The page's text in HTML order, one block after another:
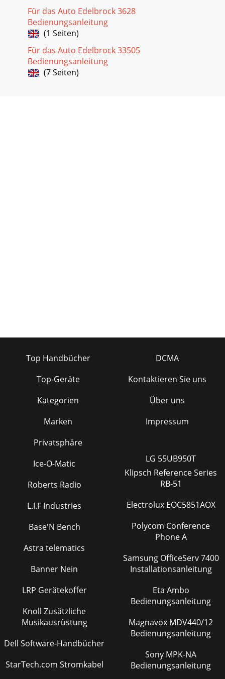
Für das Auto Edelbrock 3628
Bedienungsanleitung
(1 Seiten)
Für das Auto Edelbrock 33505
Bedienungsanleitung
(7 Seiten)
Top Handbücher
Top-Geräte
Kategorien
Marken
Privatsphäre
DCMA
Kontaktieren Sie uns
Über uns
Impressum
Ice-O-Matic
Roberts Radio
L.I.F Industries
Base'N Bench
Astra telematics
Banner Nein
LRP Gerätekoffer
Knoll Zusätzliche
Musikausrüstung
Dell Software-Handbücher
StarTech.com Stromkabel
LG 55UB950T
Klipsch Reference Series
RB-51
Electrolux EOC5851AOX
Polycom Conference
Phone A
Samsung OfficeServ 7400
Installationsanleitung
Eta Ambo
Bedienungsanleitung
Magnavox MDV440/12
Bedienungsanleitung
Sony MPK-NA
Bedienungsanleitung